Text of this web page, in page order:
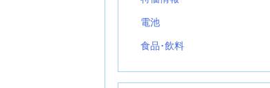
電池
食品･飲料